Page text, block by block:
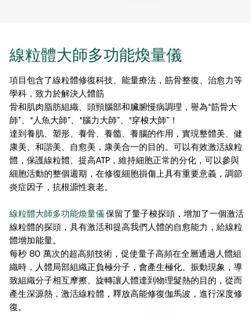
線粒體大師多功能煥量儀
項目包含了線粒體修復科技、能量療法，筋骨整復、治愈力等
學科，致力於解決人體筋
骨和肌肉脂肪組織、頭頸腦部和臟腑慢病調理，譽為“筋骨大
師”、“人魚大師”、“腦力大師”、“穿梭大師”！
達到養肌、塑形、養骨、養髓、養腦的作用，實現整體美、健
康美、和諧美、自愈美，康美合一的目的。可以有效激活線粒
體，保護線粒體、提高ATP，維持細胞正常的分化，可以參與
細胞活動的整個週期，在修復細胞損傷上具有重要意義，調節
炎症因子，抗根源性衰老。
線粒體大師多功能煥量儀保留了量子梭探頭，增加了一個激活
線粒體的探頭，具有激活和提高我們人體的自愈能力，給線粒
體增加能量。
每秒 80 萬次的超高頻技術，促使量子高頻在全層通過人體組
織時，人體局部組織正負極分子，會產生極化、振動現象，導
致組織分子相互摩擦、旋轉讓人體達到物理髮熱的目的，從而
產生深源熱，激活線粒體，釋放高能修復伽馬波，進行深度修
復。